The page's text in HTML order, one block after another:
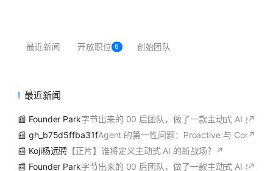
最近新闻 开放职位 6 创始团队
最近新闻
📰 Founder Park字节出来的 00 后团队，做了一款主动式 AI 桌面
↗
📰 gh_b75d5ffba31fAgent 的第一性问题：Proactive 与 Context
↗
📰 Koji杨远骋 【正片】谁将定义主动式 AI 的新战场？ ↗
📰 Founder Park字节出来的 00 后团队，做了一款主动式 AI 桌面
↗